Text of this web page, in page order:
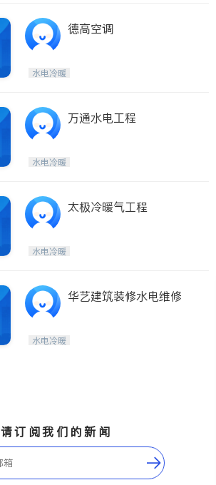
德高空调
水电冷暖
万通水电工程
水电冷暖
太极冷暖气工程
水电冷暖
华艺建筑装修水电维修
水电冷暖
请订阅我们的新闻